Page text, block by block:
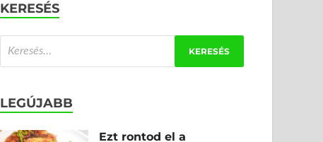
KERESÉS
LEGÚJABB
Ezt rontod el a